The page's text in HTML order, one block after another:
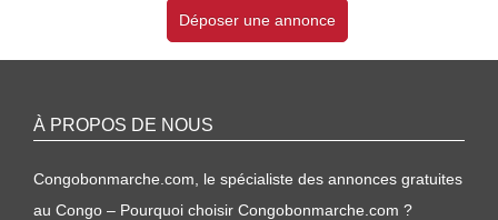
Déposer une annonce
À PROPOS DE NOUS
Congobonmarche.com, le spécialiste des annonces gratuites
au Congo – Pourquoi choisir Congobonmarche.com ?